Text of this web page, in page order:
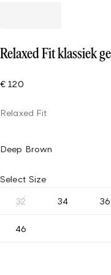
Relaxed Fit klassiek
€ 120
Relaxed Fit
Deep Brown
Select Size
32 34 36
46